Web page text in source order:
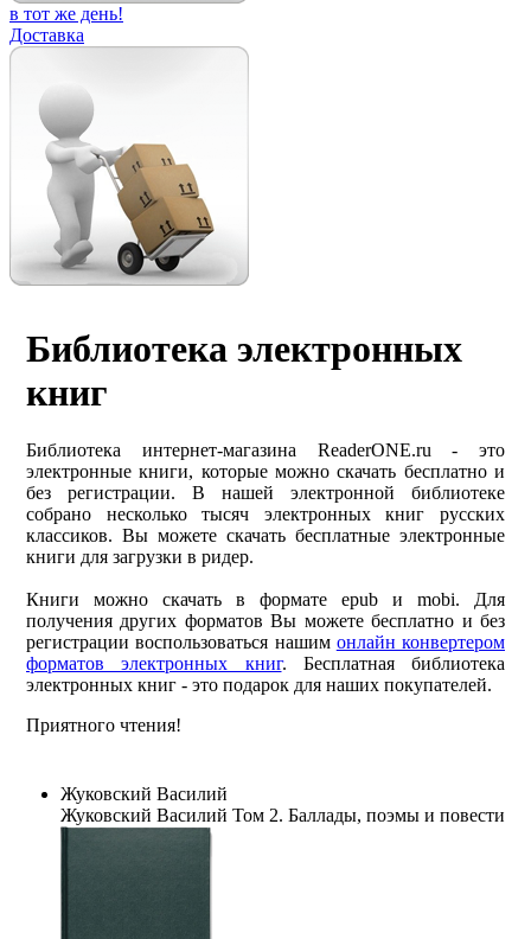
в тот же день!
Доставка
Библиотека электронных
книг
Библиотека интернет-магазина ReaderONE.ru - это
электронные книги, которые можно скачать бесплатно и
без регистрации. В нашей электронной библиотеке
собрано несколько тысяч электронных книг русских
классиков. Вы можете скачать бесплатные электронные
книги для загрузки в ридер.
Книги можно скачать в формате epub и mobi. Для
получения других форматов Вы можете бесплатно и без
регистрации воспользоваться нашим онлайн конвертером
форматов электронных книг. Бесплатная библиотека
электронных книг - это подарок для наших покупателей.
Приятного чтения!
Жуковский Василий
Жуковский Василий Том 2. Баллады, поэмы и повести